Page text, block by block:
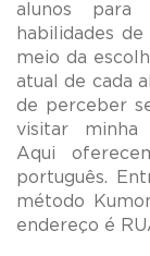
alunos para
habilidades
meio da
atual de cada
de perceber
visitar minha
Aqui
português.
método